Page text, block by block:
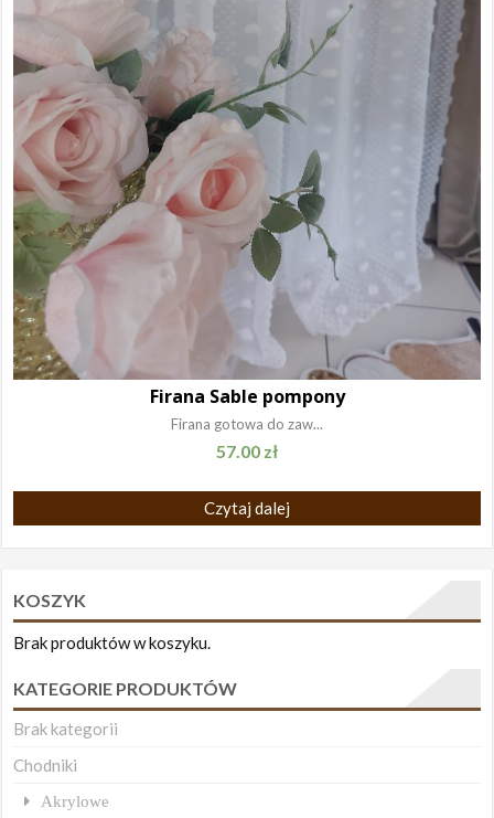
Firana Sable pompony
Firana gotowa do zaw...
57.00 zł
Czytaj dalej
KOSZYK
Brak produktów w koszyku.
KATEGORIE PRODUKTÓW
Brak kategorii
Chodniki
Akrylowe